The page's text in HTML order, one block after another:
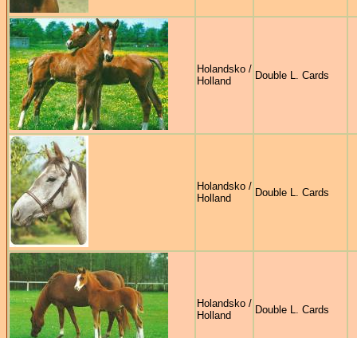
Holandsko /
Holland
Double L. Cards
Holandsko /
Holland
Double L. Cards
Holandsko /
Holland
Double L. Cards